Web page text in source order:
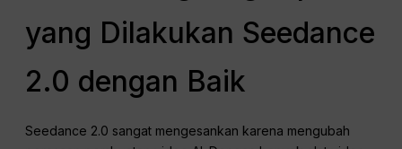
yang Dilakukan Seedance
2.0 dengan Baik
Seedance 2.0 sangat mengesankan karena mengubah